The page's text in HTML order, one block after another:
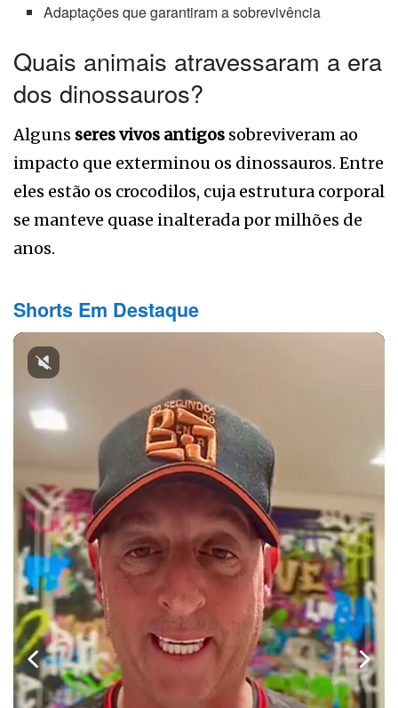
Adaptações que garantiram a sobrevivência
Quais animais atravessaram a era
dos dinossauros?
Alguns seres vivos antigos sobreviveram ao
impacto que exterminou os dinossauros. Entre
eles estão os crocodilos, cuja estrutura corporal
se manteve quase inalterada por milhões de
anos.
Shorts Em Destaque